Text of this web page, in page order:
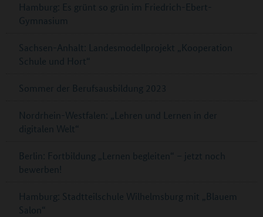
Hamburg: Es grünt so grün im Friedrich-Ebert-
Gymnasium
Sachsen-Anhalt: Landesmodellprojekt „Kooperation
Schule und Hort“
Sommer der Berufsausbildung 2023
Nordrhein-Westfalen: „Lehren und Lernen in der
digitalen Welt“
Berlin: Fortbildung „Lernen begleiten“ – jetzt noch
bewerben!
Hamburg: Stadtteilschule Wilhelmsburg mit „Blauem
Salon“